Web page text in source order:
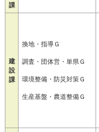
課
建
設
課
換地・指導Ｇ
調査・団体営・単県Ｇ
環境整備・防災対策Ｇ
生産基盤・農道整備Ｇ